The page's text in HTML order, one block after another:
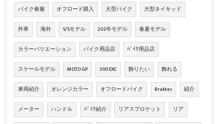
バイク春服 オフロード購入 大型バイク 大型ネイキッド
外車 海外 S/Sモデル 202年モデル 春夏モデル
カラーバリエーション バイク用品店 ﾊﾞｲｸ用品店
スケールモデル MOTO GP 300 EXC 飾りたい 飾れる
車両紹介 オレンジカラー オフロードバイク Braktec 紹介
メーター ハンドル ﾊﾞｲｸ紹介 リアスプロケット リア